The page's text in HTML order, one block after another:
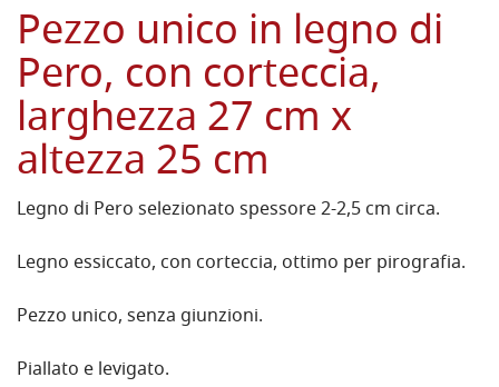
Pezzo unico in legno di
Pero, con corteccia,
larghezza 27 cm x
altezza 25 cm
Legno di Pero selezionato spessore 2-2,5 cm circa.
Legno essiccato, con corteccia, ottimo per pirografia.
Pezzo unico, senza giunzioni.
Piallato e levigato.